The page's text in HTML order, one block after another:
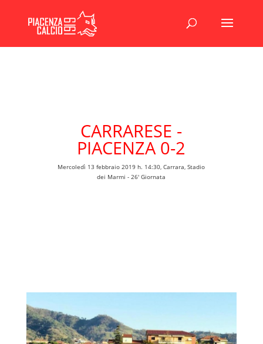
CARRARESE -
PIACENZA 0-2
Mercoledì 13 febbraio 2019 h. 14:30, Carrara, Stadio
dei Marmi - 26' Giornata